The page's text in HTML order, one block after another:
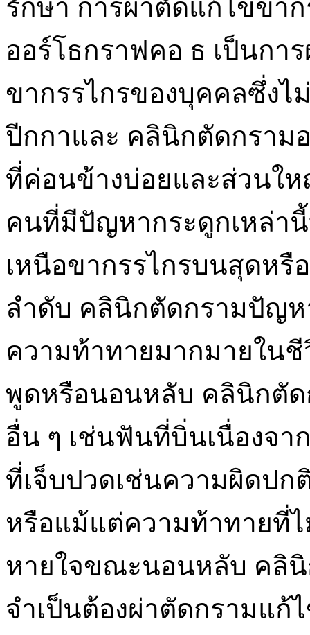
รักษา การผ่าตัดแก้ไขขา
ออร์โธกราฟคอ ธ เป็นกา
ขากรรไกรของบุคคลซึ่งไ
ปีกกาและ คลินิกตัดกราม
ที่ค่อนข้างบ่อยและส่วนให
คนที่มีปัญหากระดูกเหล่า
เหนือขากรรไกรบนสุดหรื
ลำดับ คลินิกตัดกรามปัญห
ความท้าทายมากมายใน
พูดหรือนอนหลับ คลินิกตั
อื่น ๆ เช่นฟันที่บิ่นเนื่องจ
ที่เจ็บปวดเช่นความผิดปก
หรือแม้แต่ความท้าทายที่
หายใจขณะนอนหลับ คลิ
จำเป็นต้องผ่าตัดกรามแ